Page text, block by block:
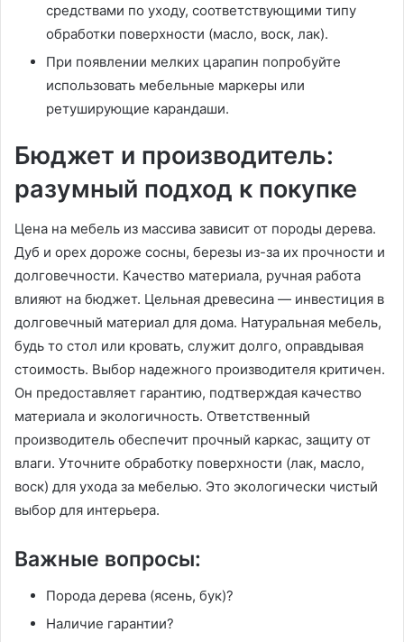
средствами по уходу, соответствующими типу
обработки поверхности (масло, воск, лак).
При появлении мелких царапин попробуйте
использовать мебельные маркеры или
ретуширующие карандаши.
Бюджет и производитель:
разумный подход к покупке
Цена на мебель из массива зависит от породы дерева.
Дуб и орех дороже сосны, березы из-за их прочности и
долговечности. Качество материала, ручная работа
влияют на бюджет. Цельная древесина — инвестиция в
долговечный материал для дома. Натуральная мебель,
будь то стол или кровать, служит долго, оправдывая
стоимость. Выбор надежного производителя критичен.
Он предоставляет гарантию, подтверждая качество
материала и экологичность. Ответственный
производитель обеспечит прочный каркас, защиту от
влаги. Уточните обработку поверхности (лак, масло,
воск) для ухода за мебелью. Это экологически чистый
выбор для интерьера.
Важные вопросы:
Порода дерева (ясень, бук)?
Наличие гарантии?